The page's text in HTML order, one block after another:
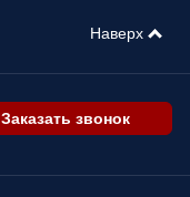
Заказать звонок
Наверх